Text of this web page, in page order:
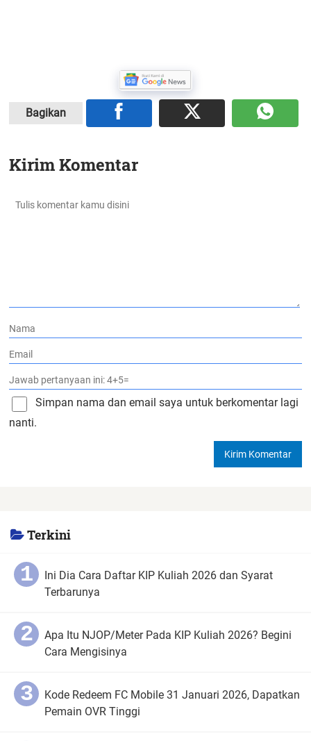
Bagikan
Kirim Komentar
Simpan nama dan email saya untuk berkomentar lagi
nanti.
Terkini
Ini Dia Cara Daftar KIP Kuliah 2026 dan Syarat
Terbarunya
Apa Itu NJOP/Meter Pada KIP Kuliah 2026? Begini
Cara Mengisinya
Kode Redeem FC Mobile 31 Januari 2026, Dapatkan
Pemain OVR Tinggi